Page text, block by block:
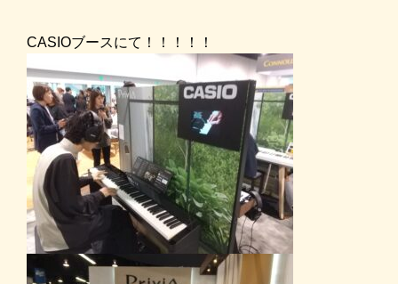
CASIOブースにて！！！！！